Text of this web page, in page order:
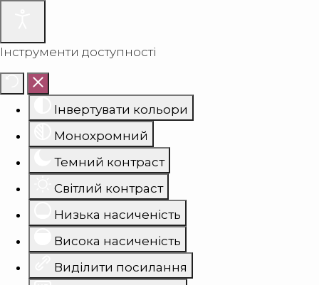
Інструменти доступності
Інвертувати кольори
Монохромний
Темний контраст
Світлий контраст
Низька насиченість
Висока насиченість
Виділити посилання